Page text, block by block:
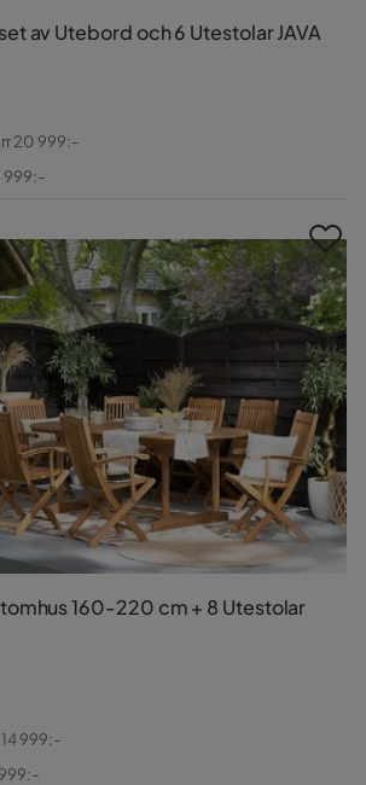
av Utebord och 6 Utestolar JAVA
20 999:-
999:-
160-220 cm + 8 Utestolar
14 999:-